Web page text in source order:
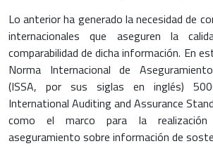
Lo anterior ha generado la necesidad de
internacionales que aseguren la
comparabilidad de dicha información. En
Norma Internacional de
(ISSA, por sus siglas en inglés)
International Auditing and Assurance
como el marco para la
aseguramiento sobre información de